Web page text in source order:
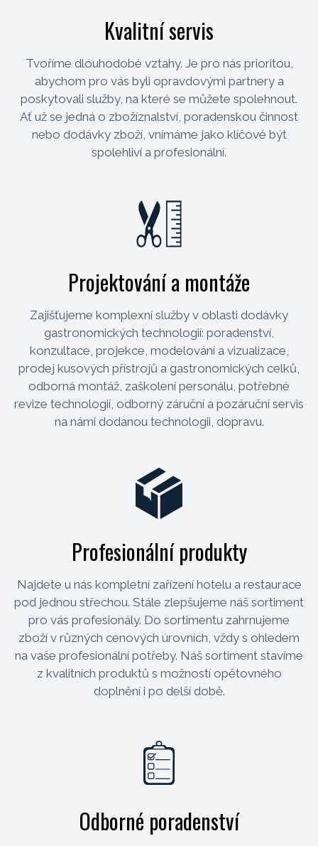
Kvalitní servis
Tvoříme dlouhodobé vztahy. Je pro nás prioritou,
abychom pro vás byli opravdovými partnery a
poskytovali služby, na které se můžete spolehnout.
Ať už se jedná o zbožíznalství, poradenskou činnost
nebo dodávky zboží, vnímáme jako klíčové být
spolehliví a profesionální.
Projektování a montáže
Zajišťujeme komplexní služby v oblasti dodávky
gastronomických technologií: poradenství,
konzultace, projekce, modelování a vizualizace,
prodej kusových přístrojů a gastronomických celků,
odborná montáž, zaškolení personálu, potřebné
revize technologií, odborný záruční a pozáruční servis
na námi dodanou technologii, dopravu.
Profesionální produkty
Najdete u nás kompletní zařízení hotelu a restaurace
pod jednou střechou. Stále zlepšujeme náš sortiment
pro vás profesionály. Do sortimentu zahrnujeme
zboží v různých cenových úrovních, vždy s ohledem
na vaše profesionální potřeby. Náš sortiment stavíme
z kvalitních produktů s možností opětovného
doplnění i po delší době.
Odborné poradenství